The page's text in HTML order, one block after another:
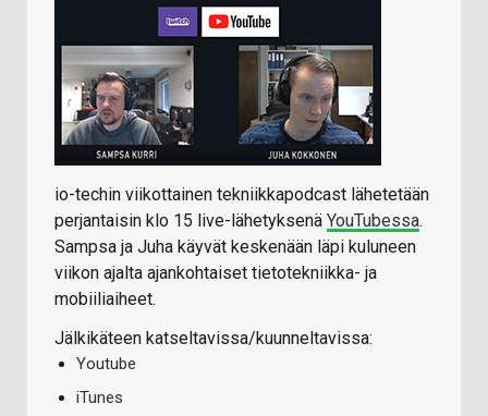
io-techin viikottainen tekniikkapodcast lähetetään
perjantaisin klo 15 live-lähetyksenä YouTubessa.
Sampsa ja Juha käyvät keskenään läpi kuluneen
viikon ajalta ajankohtaiset tietotekniikka- ja
mobiiliaiheet.
Jälkikäteen katseltavissa/kuunneltavissa:
Youtube
iTunes